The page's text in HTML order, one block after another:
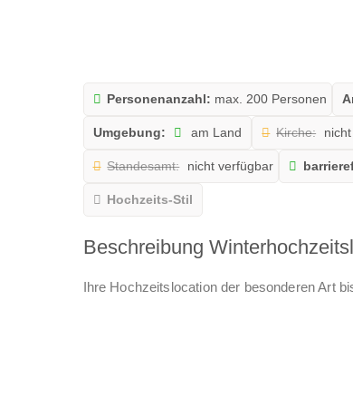
Personenanzahl: max. 200 Personen
Umgebung: am Land Kirche:
Standesamt: nicht verfügbar
Hochzeits-Stil
Beschreibung
Ihre Hochzeitslocation der besonderen Art